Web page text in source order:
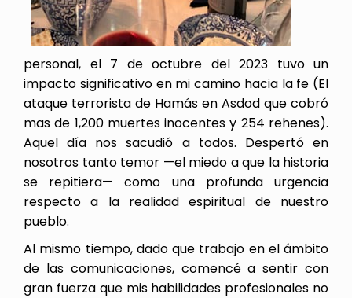
personal, el 7 de octubre del 2023 tuvo un
impacto significativo en mi camino hacia la fe (El
ataque terrorista de Hamás en Asdod que cobró
mas de 1,200 muertes inocentes y 254 rehenes).
Aquel día nos sacudió a todos. Despertó en
nosotros tanto temor —el miedo a que la historia
se repitiera— como una profunda urgencia
respecto a la realidad espiritual de nuestro
pueblo.
Al mismo tiempo, dado que trabajo en el ámbito
de las comunicaciones, comencé a sentir con
gran fuerza que mis habilidades profesionales no